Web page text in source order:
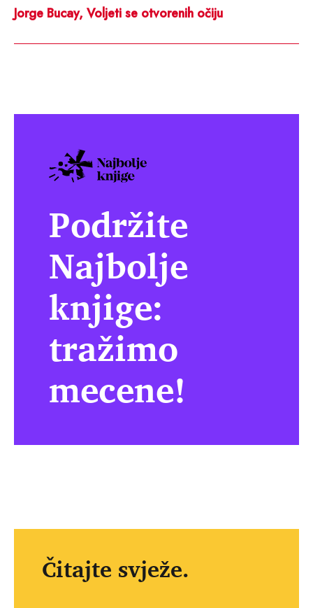
Jorge Bucay, Voljeti se otvorenih očiju
Podržite
Najbolje
knjige:
tražimo
mecene!
Čitajte svježe.